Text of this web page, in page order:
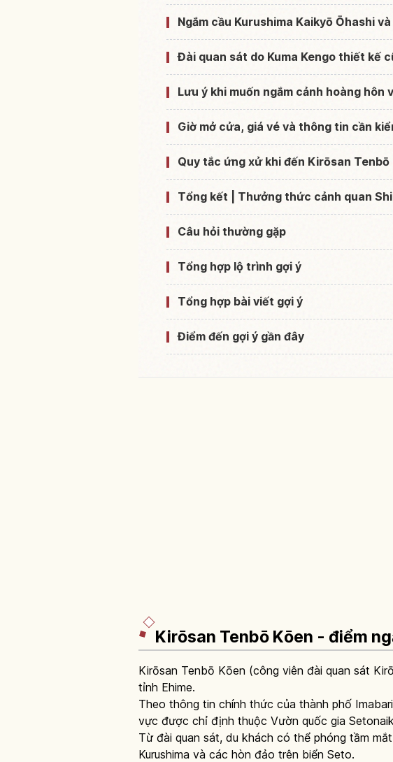
Ngắm cầu Kurushima Kaikyō Ōhashi
Đài quan sát do Kuma Kengo thiết kế
Lưu ý khi muốn ngắm cảnh hoàng hôn
Giờ mở cửa, giá vé và thông tin cần
Quy tắc ứng xử khi đến Kirōsan Tenbō
Tổng kết | Thưởng thức cảnh quan
Câu hỏi thường gặp
Tổng hợp lộ trình gợi ý
Tổng hợp bài viết gợi ý
Điểm đến gợi ý gần đây
Kirōsan Tenbō Kōen - điểm
Kirōsan Tenbō Kōen (công viên đài quan sát
tỉnh Ehime.
Theo thông tin chính thức của thành phố
vực được chỉ định thuộc Vườn quốc gia
Từ đài quan sát, du khách có thể phóng tầm
Kurushima và các hòn đảo trên biển Seto.